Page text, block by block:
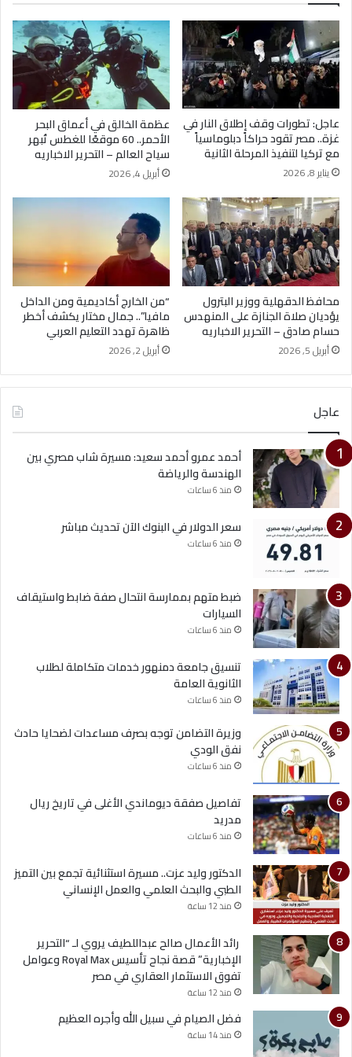
عاجل: تطورات وقف إطلاق النار في
غزة.. مصر تقود حراكاً دبلوماسياً
مع تركيا لتنفيذ المرحلة الثانية
يناير 8, 2026
عظمة الخالق في أعماق البحر
الأحمر.. 60 موقعًا للغطس تُبهر
سياح العالم – التحرير الاخباريه
أبريل 4, 2026
محافظ الدقهلية ووزير البترول
يؤديان صلاة الجنازة على المنهدس
حسام صادق – التحرير الاخباريه
أبريل 5, 2026
“من الخارج أكاديمية ومن الداخل
مافيا”.. جمال مختار يكشف أخطر
ظاهرة تهدد التعليم العربي
أبريل 2, 2026
عاجل
أحمد عمرو أحمد سعيد: مسيرة شاب مصري بين
الهندسة والرياضة
منذ 6 ساعات
سعر الدولار في البنوك الآن تحديث مباشر
منذ 6 ساعات
ضبط متهم بممارسة انتحال صفة ضابط واستيقاف
السيارات
منذ 6 ساعات
تنسيق جامعة دمنهور خدمات متكاملة لطلاب
الثانوية العامة
منذ 6 ساعات
وزيرة التضامن توجه بصرف مساعدات لضحايا حادث
نفق الودي
منذ 6 ساعات
تفاصيل صفقة ديوماندي الأغلى في تاريخ ريال
مدريد
منذ 6 ساعات
الدكتور وليد عزت.. مسيرة استثنائية تجمع بين التميز
الطبي والبحث العلمي والعمل الإنساني
منذ 12 ساعة
رائد الأعمال صالح عبداللطيف يروي لـ “التحرير
الإخبارية” قصة نجاح تأسيس Royal Max وعوامل
تفوق الاستثمار العقاري في مصر
منذ 12 ساعة
فضل الصيام في سبيل الله وأجره العظيم
منذ 14 ساعة